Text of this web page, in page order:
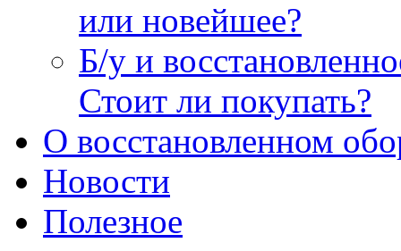
или новейшее?
Б/у и
Стоит ли покупать?
О восстановленном
Новости
Полезное